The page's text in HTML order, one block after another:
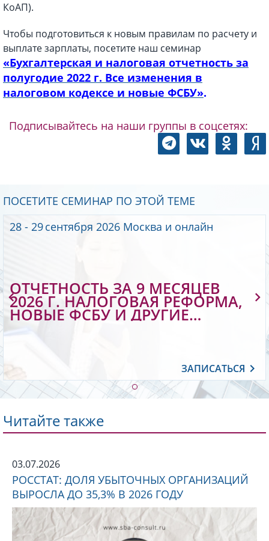
КоАП).
Чтобы подготовиться к новым правилам по расчету и
выплате зарплаты, посетите наш семинар
«Бухгалтерская и налоговая отчетность за
полугодие 2022 г. Все изменения в
налоговом кодексе и новые ФСБУ».
Подписывайтесь на наши группы в соцсетях:
ПОСЕТИТЕ СЕМИНАР ПО ЭТОЙ ТЕМЕ
28 - 29сентября 2026 Москва и онлайн
ОТЧЕТНОСТЬ ЗА 9 МЕСЯЦЕВ
2026 Г. НАЛОГОВАЯ РЕФОРМА,
НОВЫЕ ФСБУ И ДРУГИЕ
ИЗМЕНЕНИЯ В РАБОТЕ
БУХГАЛТЕРА
ЗАПИСАТЬСЯ
Читайте также
03.07.2026
РОССТАТ: ДОЛЯ УБЫТОЧНЫХ ОРГАНИЗАЦИЙ
ВЫРОСЛА ДО 35,3% В 2026 ГОДУ